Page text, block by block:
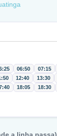
06:50 07:15
12:40 13:30
18:05 18:30